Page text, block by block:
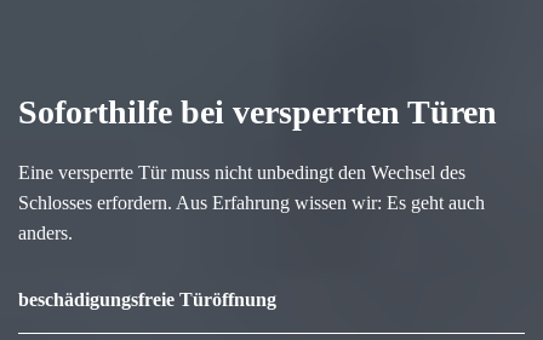
Soforthilfe bei versperrten Türen
Eine versperrte Tür muss nicht unbedingt den Wechsel des
Schlosses erfordern. Aus Erfahrung wissen wir: Es geht auch
anders.
beschädigungsfreie Türöffnung